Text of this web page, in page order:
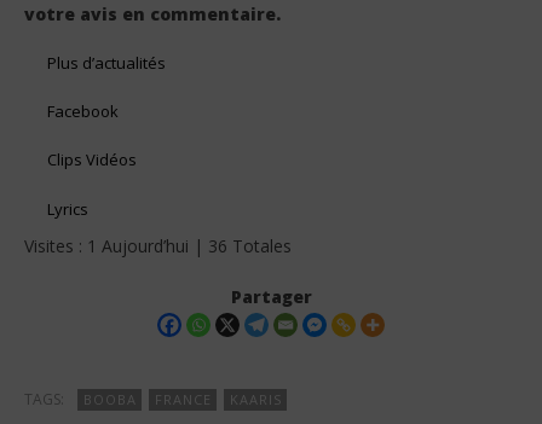
votre avis en commentaire.
Plus d’actualités
Facebook
Clips Vidéos
Lyrics
Visites : 1 Aujourd’hui | 36 Totales
Partager
TAGS: BOOBA FRANCE KAARIS